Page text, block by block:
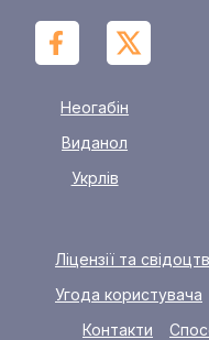
Неогабін
Виданол
Укрлів
Ліцензії та
Угода користувача
Контакти